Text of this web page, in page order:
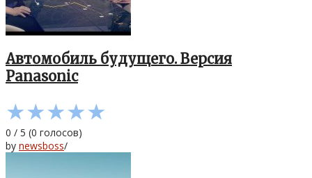
Автомобиль будущего. Версия
Panasonic
★★★★★
0 / 5 (0 голосов)
by newsboss/